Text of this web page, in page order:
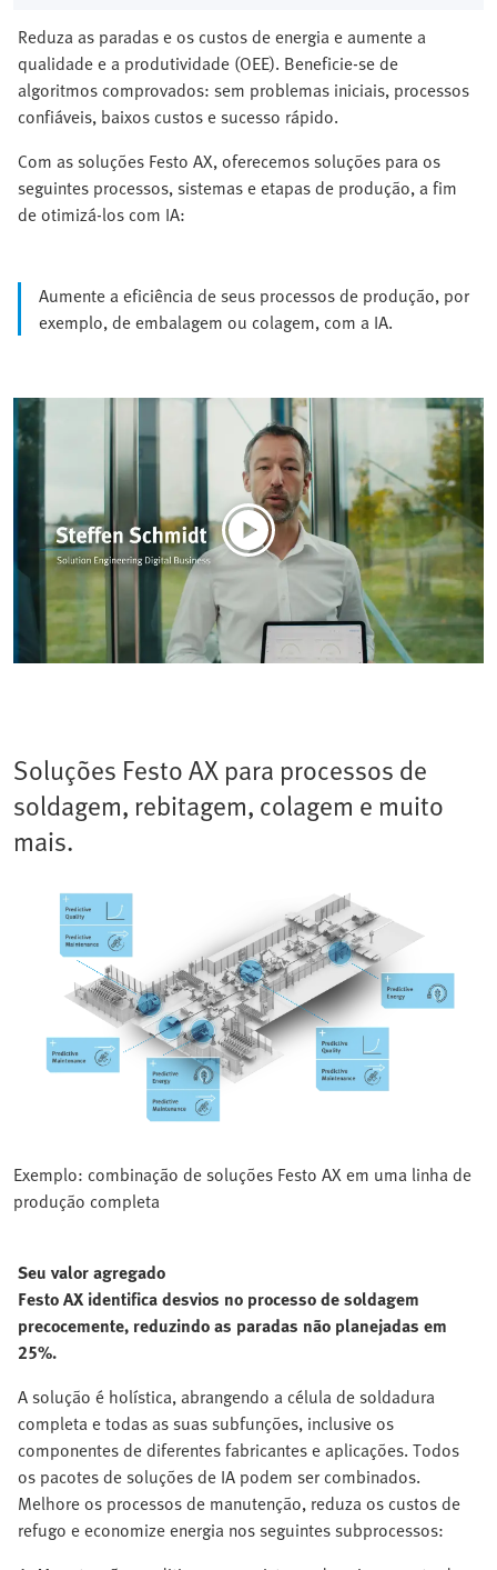
Reduza as paradas e os custos de energia e aumente a
qualidade e a produtividade (OEE). Beneficie-se de
algoritmos comprovados: sem problemas iniciais, processos
confiáveis, baixos custos e sucesso rápido.
Com as soluções Festo AX, oferecemos soluções para os
seguintes processos, sistemas e etapas de produção, a fim
de otimizá-los com IA:
Aumente a eficiência de seus processos de produção, por
exemplo, de embalagem ou colagem, com a IA.
Soluções Festo AX para processos de
soldagem, rebitagem, colagem e muito
mais.
Exemplo: combinação de soluções Festo AX em uma linha de
produção completa
Seu valor agregado
Festo AX identifica desvios no processo de soldagem
precocemente, reduzindo as paradas não planejadas em
25%.
A solução é holística, abrangendo a célula de soldadura
completa e todas as suas subfunções, inclusive os
componentes de diferentes fabricantes e aplicações. Todos
os pacotes de soluções de IA podem ser combinados.
Melhore os processos de manutenção, reduza os custos de
refugo e economize energia nos seguintes subprocessos: